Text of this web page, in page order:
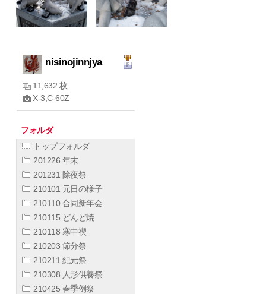
nisinojinnjya
11,632 枚
X-3,C-60Z
フォルダ
トップフォルダ
201226 年末
201231 除夜祭
210101 元日の様子
210110 合同新年会
210115 どんど焼
210118 寒中禊
210203 節分祭
210211 紀元祭
210308 人形供養祭
210425 春季例祭